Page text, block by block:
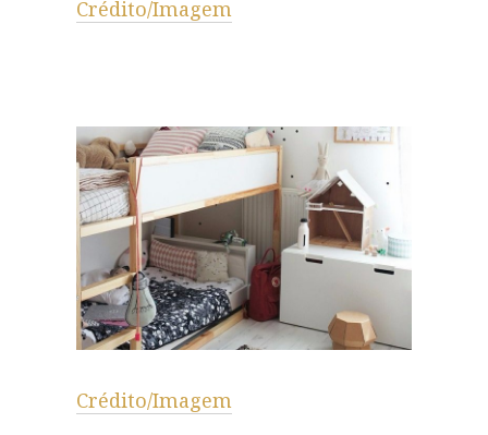
Crédito/Imagem
Crédito/Imagem